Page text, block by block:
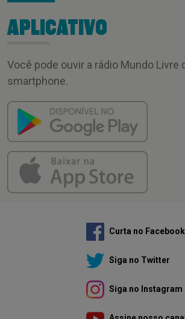
APLICATIVO
Você pode ouvir a rádio Mundo Livre
smartphone.
Curta no Facebook
Siga no Twitter
Siga no Instagram